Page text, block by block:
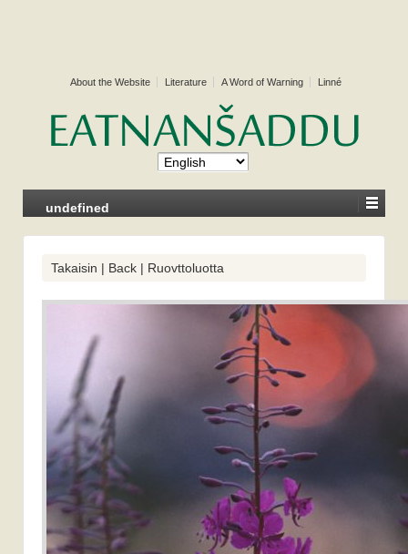
About the Website Literature A Word of Warning Linné
undefined
Takaisin | Back | Ruovttoluotta